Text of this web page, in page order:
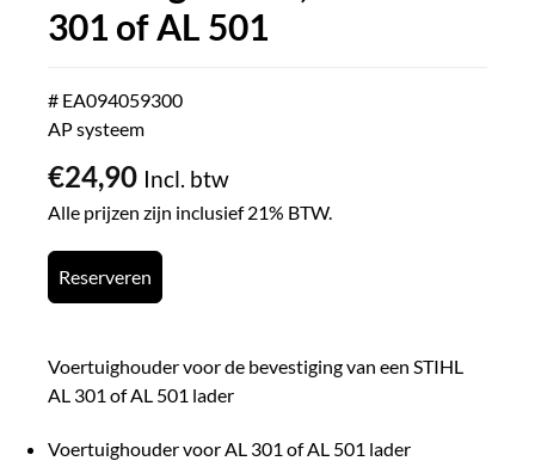
301 of AL 501
# EA094059300
AP systeem
€24,90 Incl. btw
Alle prijzen zijn inclusief 21% BTW.
Reserveren
Voertuighouder voor de bevestiging van een STIHL
AL 301 of AL 501 lader
Voertuighouder voor AL 301 of AL 501 lader